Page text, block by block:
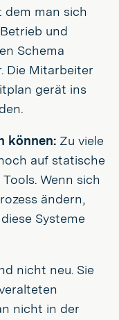
dem man sich
und
Schema
Die Mitarbeiter
gerät ins
können: Zu viele
auf statische
Wenn sich
ändern,
Systeme
nicht neu. Sie
nicht in der